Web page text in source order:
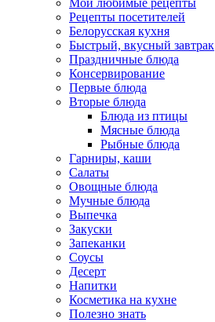
Мои любимые рецепты
Рецепты посетителей
Белорусская кухня
Быстрый, вкусный завтрак
Праздничные блюда
Консервирование
Первые блюда
Вторые блюда
Блюда из птицы
Мясные блюда
Рыбные блюда
Гарниры, каши
Салаты
Овощные блюда
Мучные блюда
Выпечка
Закуски
Запеканки
Соусы
Десерт
Напитки
Косметика на кухне
Полезно знать